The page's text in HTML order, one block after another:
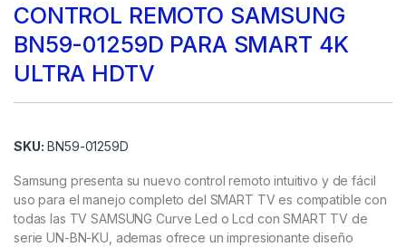
CONTROL REMOTO SAMSUNG
BN59-01259D PARA SMART 4K
ULTRA HDTV
SKU: BN59-01259D
Samsung presenta su nuevo control remoto intuitivo y de fácil
uso para el manejo completo del SMART TV es compatible con
todas las TV SAMSUNG Curve Led o Lcd con SMART TV de
serie UN-BN-KU, ademas ofrece un impresionante diseño